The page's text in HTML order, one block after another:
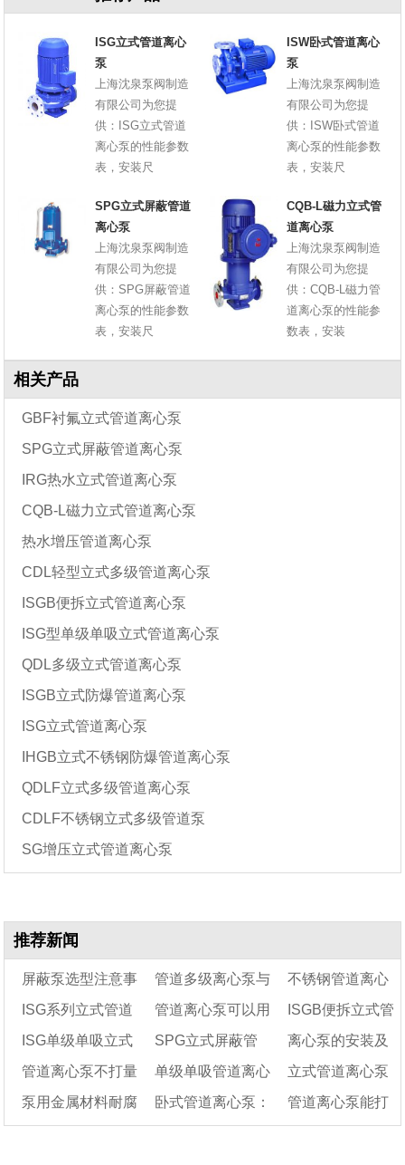
ISG立式管道离心
泵
上海沈泉泵阀制造
有限公司为您提
供：ISG立式管道
离心泵的性能参数
表，安装尺
ISW卧式管道离心
泵
上海沈泉泵阀制造
有限公司为您提
供：ISW卧式管道
离心泵的性能参数
表，安装尺
SPG立式屏蔽管道
离心泵
上海沈泉泵阀制造
有限公司为您提
供：SPG屏蔽管道
离心泵的性能参数
表，安装尺
CQB-L磁力立式管
道离心泵
上海沈泉泵阀制造
有限公司为您提
供：CQB-L磁力管
道离心泵的性能参
数表，安装
相关产品
GBF衬氟立式管道离心泵
SPG立式屏蔽管道离心泵
IRG热水立式管道离心泵
CQB-L磁力立式管道离心泵
热水增压管道离心泵
CDL轻型立式多级管道离心泵
ISGB便拆立式管道离心泵
ISG型单级单吸立式管道离心泵
QDL多级立式管道离心泵
ISGB立式防爆管道离心泵
ISG立式管道离心泵
IHGB立式不锈钢防爆管道离心泵
QDLF立式多级管道离心泵
CDLF不锈钢立式多级管道泵
SG增压立式管道离心泵
推荐新闻
屏蔽泵选型注意事 管道多级离心泵与
普通的管道离心泵有
什么区别?
不锈钢管道离心
泵：管道离心泵如
何选择和使用注意
事项
ISG系列立式管道
离心泵
管道离心泵可以用
于抽水吗
ISGB便拆立式管
道离心泵结构图
ISG单级单吸立式
管道离心泵不上水的
原因
SPG立式屏蔽管
道离心泵结构图及特
离心泵的安装及
维修保养方法
管道离心泵不打量
的7个原因及处理方
单级单吸管道离心
泵结构图及特点
立式管道离心泵
安装方法说明及安
泵用金属材料耐腐 卧式管道离心泵： 管道离心泵能打